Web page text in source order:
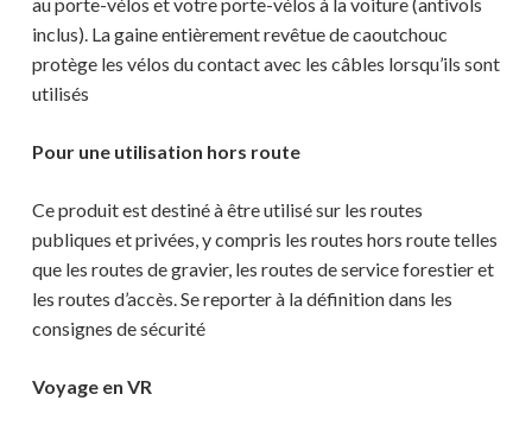
inclus). La gaine entièrement revêtue de caoutchouc
protège les vélos du contact avec les câbles lorsqu’ils sont
utilisés
Pour une utilisation hors route
Ce produit est destiné à être utilisé sur les routes
publiques et privées, y compris les routes hors route telles
que les routes de gravier, les routes de service forestier et
les routes d’accès. Se reporter à la définition dans les
consignes de sécurité
Voyage en VR